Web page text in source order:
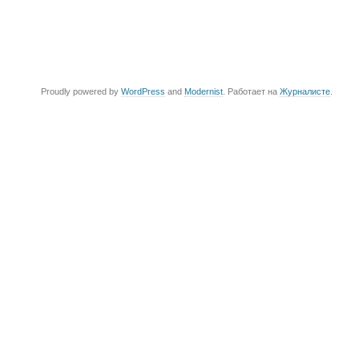
Proudly powered by WordPress and Modernist . Работает на Журналисте